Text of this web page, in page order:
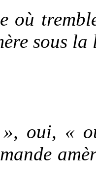
où
sous
oui, «